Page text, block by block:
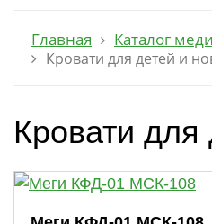
Главная Каталог
Кровати для детей и
Кровати